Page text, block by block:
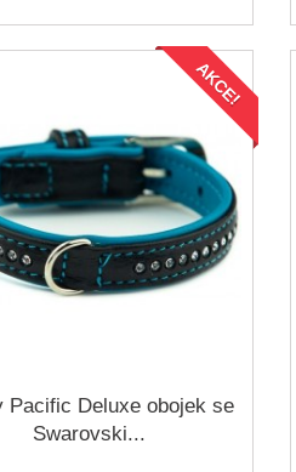
AKCE!
Pacific Deluxe obojek se
Swarovski...